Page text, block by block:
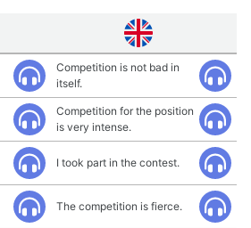
Competition is not bad in
itself.
Competition for the position
is very intense.
I took part in the contest.
The competition is fierce.